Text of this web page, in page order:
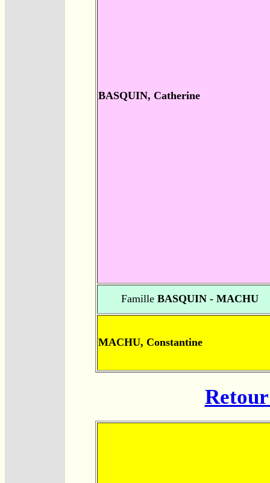
BASQUIN, Catherine
FamilleBASQUIN - MACHU
MACHU, Constantine